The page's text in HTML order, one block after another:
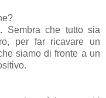
Sembra che tutto sia
per far ricavare un
siamo di fronte a un